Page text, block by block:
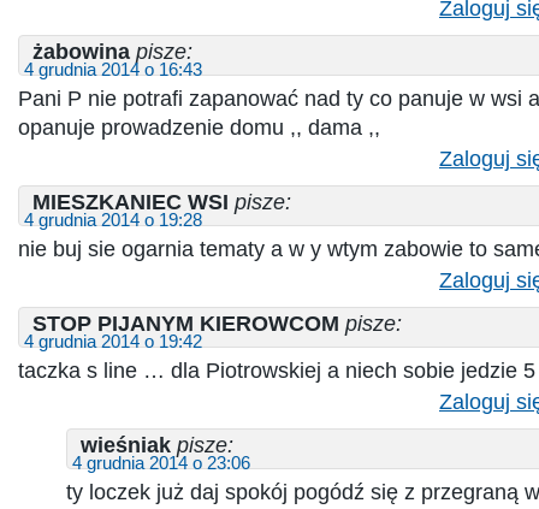
Zaloguj
żabowina pisze:
4 grudnia 2014 o 16:43
Pani P nie potrafi zapanować nad ty co panuje w wsi
opanuje prowadzenie domu ,, dama ,,
Zaloguj
MIESZKANIEC WSI pisze:
4 grudnia 2014 o 19:28
nie buj sie ogarnia tematy a w y wtym zabowie to
Zaloguj
STOP PIJANYM KIEROWCOM pisze:
4 grudnia 2014 o 19:42
taczka s line … dla Piotrowskiej a niech sobie jedzie
Zaloguj
wieśniak pisze:
4 grudnia 2014 o 23:06
ty loczek już daj spokój pogódź się z przegraną